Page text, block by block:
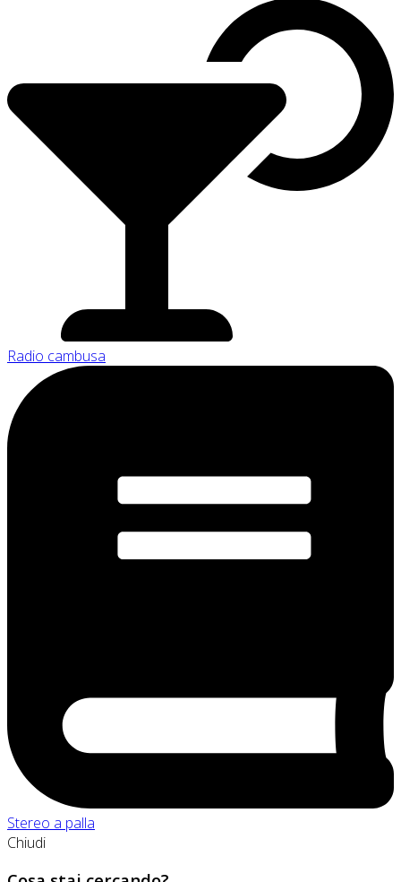
Radio cambusa
Stereo a palla
Chiudi